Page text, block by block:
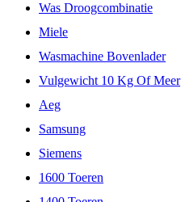
Was Droogcombinatie
Miele
Wasmachine Bovenlader
Vulgewicht 10 Kg Of Meer
Aeg
Samsung
Siemens
1600 Toeren